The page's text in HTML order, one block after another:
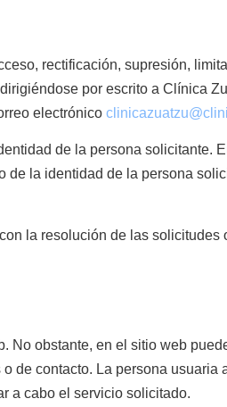
rectificación, supresión,
por escrito a Clínica
electrónico
de la persona solicitante.
la identidad de la persona
la resolución de las
obstante, en el sitio web
contacto. La persona
a cabo el servicio solicitado.